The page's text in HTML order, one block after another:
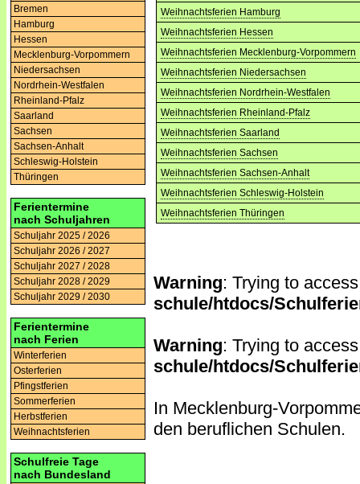
Bremen
Hamburg
Hessen
Mecklenburg-Vorpommern
Niedersachsen
Nordrhein-Westfalen
Rheinland-Pfalz
Saarland
Sachsen
Sachsen-Anhalt
Schleswig-Holstein
Thüringen
Ferientermine
nach Schuljahren
Schuljahr 2025 / 2026
Schuljahr 2026 / 2027
Schuljahr 2027 / 2028
Schuljahr 2028 / 2029
Schuljahr 2029 / 2030
Ferientermine
nach Ferien
Winterferien
Osterferien
Pfingstferien
Sommerferien
Herbstferien
Weihnachtsferien
Schulfreie Tage
nach Bundesland
Weihnachtsferien Hamburg
Weihnachtsferien Hessen
Weihnachtsferien Mecklenburg-Vorpommern
Weihnachtsferien Niedersachsen
Weihnachtsferien Nordrhein-Westfalen
Weihnachtsferien Rheinland-Pfalz
Weihnachtsferien Saarland
Weihnachtsferien Sachsen
Weihnachtsferien Sachsen-Anhalt
Weihnachtsferien Schleswig-Holstein
Weihnachtsferien Thüringen
Warning: Trying to
schule/htdocs/
Warning: Trying to
schule/htdocs/
In Mecklenburg-
den beruflichen Schulen.